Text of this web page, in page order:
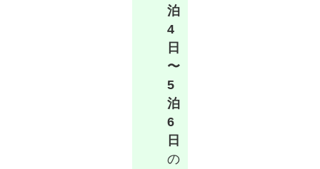
泊
4
日
〜
5
泊
6
日
の